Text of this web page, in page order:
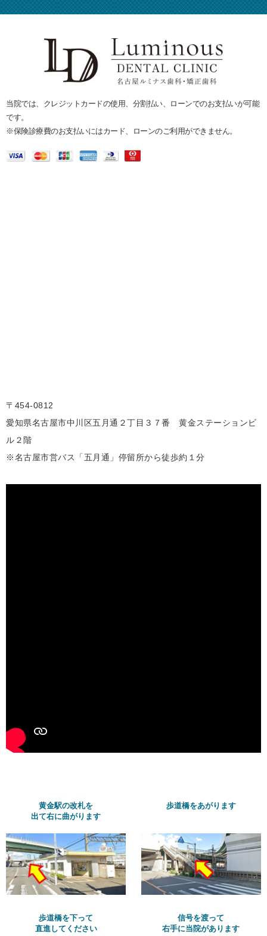
当院では、クレジットカードの使用、分割払い、ローンでのお支払いが可能
です。
※保険診療費のお支払いにはカード、ローンのご利用ができません。
〒454-0812
愛知県名古屋市中川区五月通２丁目３７番 黄金ステーションビ
ル２階
※名古屋市営バス「五月通」停留所から徒歩約１分
黄金駅の改札を
出て右に曲がります
歩道橋をあがります
歩道橋を下って
直進してください
信号を渡って
右手に当院があります